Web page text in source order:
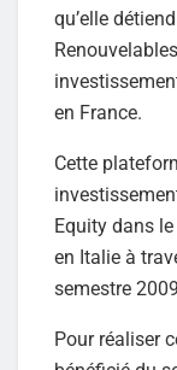
qu’elle
en France.
Cette
Equity dans
en Italie à
semestre
Pour réaliser